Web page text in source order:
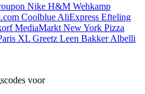
Nike H&M Wehkamp
Coolblue AliExpress Efteling
MediaMarkt New York Pizza
XL Greetz Leen BakkerAlbelli
voor